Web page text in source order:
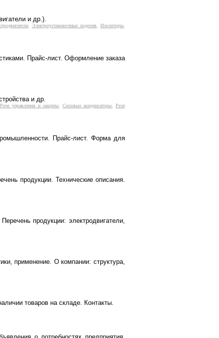
и др.).
, Электроустановочные изделия ,Изоляторы
Прайс-лист. Оформление заказа
и др.
Реле управления и защиты Силовые конденсаторы
Реле
Прайс-лист. Форма для
продукции. Технические описания.
продукции: электродвигатели,
применение. О компании: структура,
товаров на складе. Контакты.
о потребностях предприятия.